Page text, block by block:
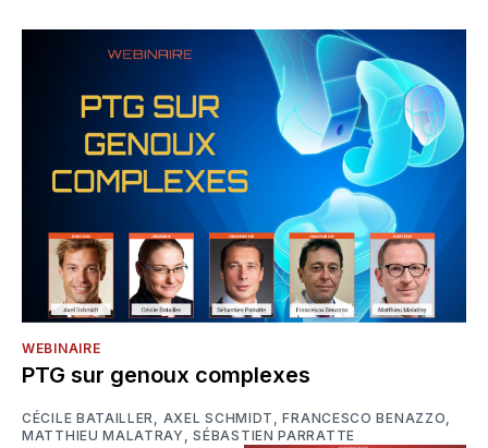
WEBINAIRE
PTG sur genoux complexes
CÉCILE BATAILLER, AXEL SCHMIDT ,FRANCESCO BENAZZO,
MATTHIEU MALATRAY ,SÉBASTIEN PARRATTE